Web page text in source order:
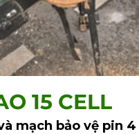
mạch bảo vệ pin 4
15 CELL